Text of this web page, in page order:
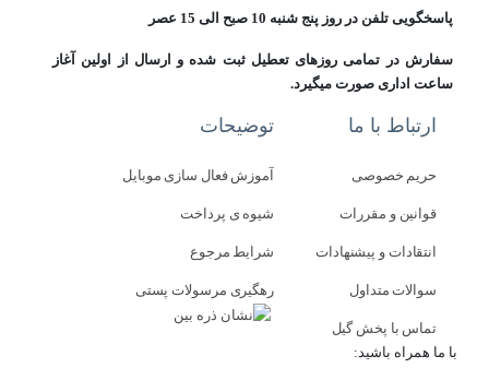
پاسخگویی تلفن در روز پنج شنبه 10 صبح الی 15 عصر
سفارش در تمامی روزهای تعطیل ثبت شده و ارسال از اولین آغاز
ساعت اداری صورت میگیرد.
ارتباط با ما
حریم خصوصی
قوانین و مقررات
انتقادات و پیشنهادات
سوالات متداول
تماس با پخش گیل
توضیحات
آموزش فعال سازی موبایل
شیوه ی پرداخت
شرایط مرجوع
رهگیری مرسولات پستی
با ما همراه باشید: